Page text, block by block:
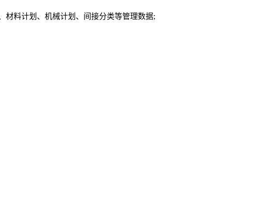
材料计划、机械计划、间接分类等管理数据;